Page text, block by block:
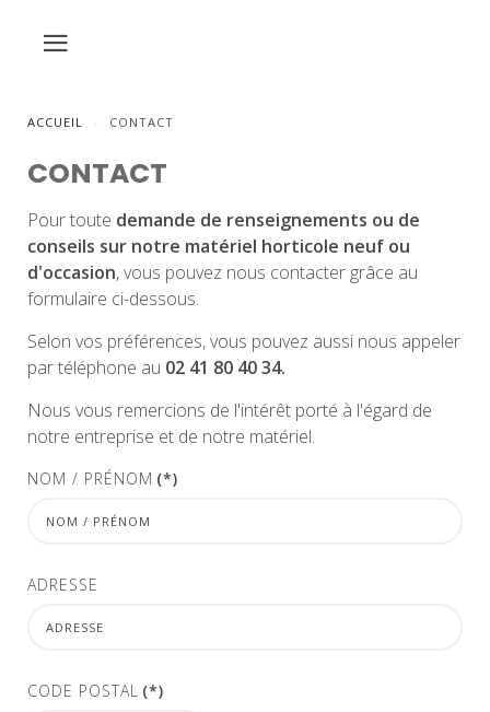
ACCUEIL CONTACT
CONTACT
Pour toute demande de renseignements ou de
conseils sur notre matériel horticole neuf ou
d'occasion, vous pouvez nous contacter grâce au
formulaire ci-dessous.
Selon vos préférences, vous pouvez aussi nous appeler
par téléphone au 02 41 80 40 34.
Nous vous remercions de l'intérêt porté à l'égard de
notre entreprise et de notre matériel.
NOM / PRÉNOM (*)
ADRESSE
CODE POSTAL (*)